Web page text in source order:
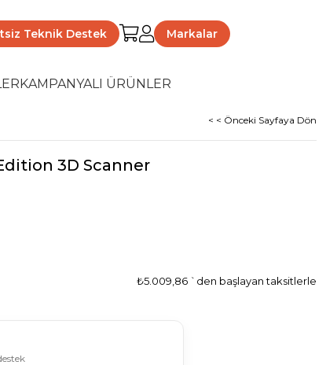
Teknik Destek Markalar
KAMPANYALI ÜRÜNLER
< < Önceki Sayfaya Dön
3D Scanner
₺5.009,86 `den başlayan taksitlerle